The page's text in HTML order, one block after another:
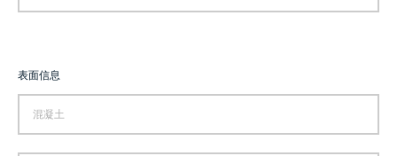
表面信息
混凝土